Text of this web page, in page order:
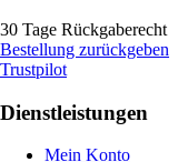
30 Tage Rückgaberecht
Bestellung zurückgeben
Trustpilot
Dienstleistungen
Mein Konto